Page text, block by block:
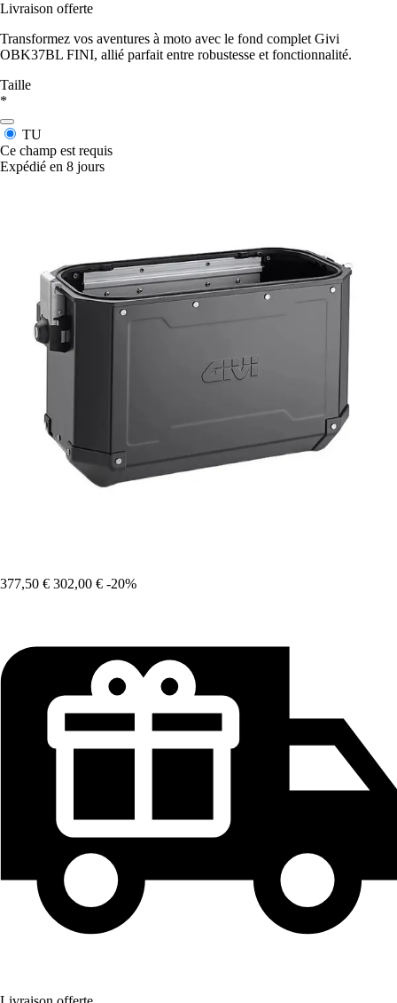
Livraison offerte
Transformez vos aventures à moto avec le fond complet Givi
OBK37BL FINI, allié parfait entre robustesse et fonctionnalité.
Taille
*
TU
Ce champ est requis
Expédié en 8 jours
377,50 € 302,00 € -20%